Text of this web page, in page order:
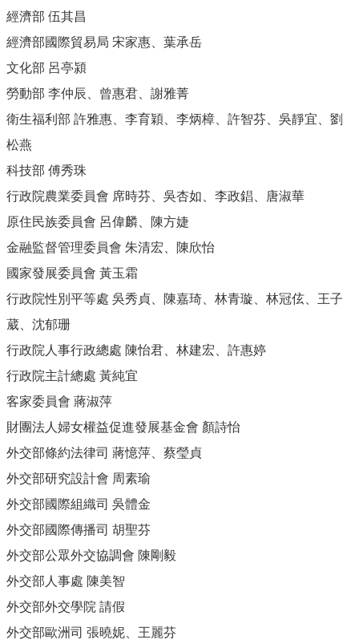
經濟部 伍其昌
經濟部國際貿易局 宋家惠、葉承岳
文化部 呂亭潁
勞動部 李仲辰、曾惠君、謝雅菁
衛生福利部 許雅惠、李育穎、李炳樟、許智芬、吳靜宜、劉
松燕
科技部 傅秀珠
行政院農業委員會 席時芬、吳杏如、李政錩、唐淑華
原住民族委員會 呂偉麟、陳方婕
金融監督管理委員會 朱清宏、陳欣怡
國家發展委員會 黃玉霜
行政院性別平等處 吳秀貞、陳嘉琦、林青璇、林冠伭、王子
葳、沈郁珊
行政院人事行政總處 陳怡君、林建宏、許惠婷
行政院主計總處 黃純宜
客家委員會 蔣淑萍
財團法人婦女權益促進發展基金會 顏詩怡
外交部條約法律司 蔣憶萍、蔡瑩貞
外交部研究設計會 周素瑜
外交部國際組織司 吳體金
外交部國際傳播司 胡聖芬
外交部公眾外交協調會 陳剛毅
外交部人事處 陳美智
外交部外交學院 請假
外交部歐洲司 張曉妮、王麗芬